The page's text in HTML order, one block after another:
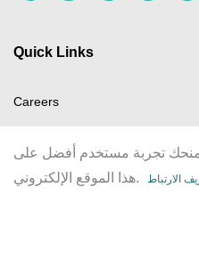
Quick Links
Careers
Our Solutions
تجربة مستخدم أفضل على
هذا الموقع الإلكتروني.
الارتباط